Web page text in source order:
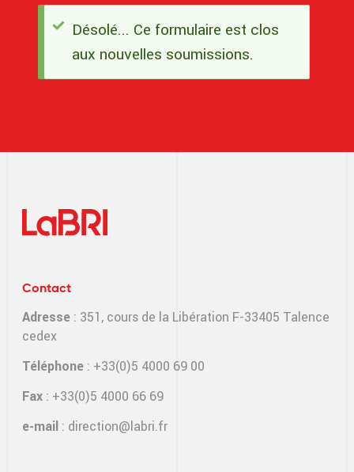
Message
d'état
Désolé... Ce formulaire est clos
aux nouvelles soumissions.
Contact
Adresse : 351, cours de la Libération F-33405 Talence
cedex
Téléphone : +33(0)5 4000 69 00
Fax : +33(0)5 4000 66 69
e-mail : direction@labri.fr